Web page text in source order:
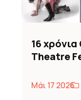
16
Theatre
Μάι 17 2026